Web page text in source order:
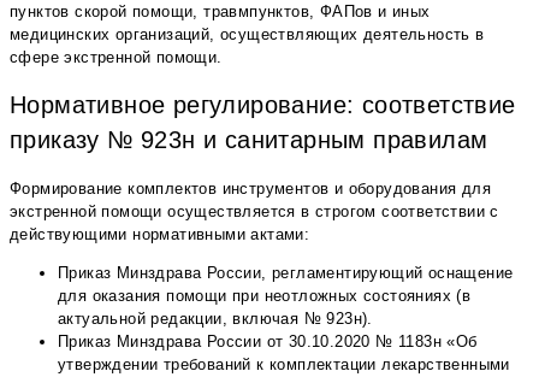
пунктов скорой помощи, травмпунктов, ФАПов и иных
медицинских организаций, осуществляющих деятельность в
сфере экстренной помощи.
Нормативное регулирование: соответствие
приказу № 923н и санитарным правилам
Формирование комплектов инструментов и оборудования для
экстренной помощи осуществляется в строгом соответствии с
действующими нормативными актами:
Приказ Минздрава России, регламентирующий оснащение
для оказания помощи при неотложных состояниях (в
актуальной редакции, включая № 923н).
Приказ Минздрава России от 30.10.2020 № 1183н «Об
утверждении требований к комплектации лекарственными